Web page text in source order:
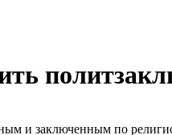
и заключенным по